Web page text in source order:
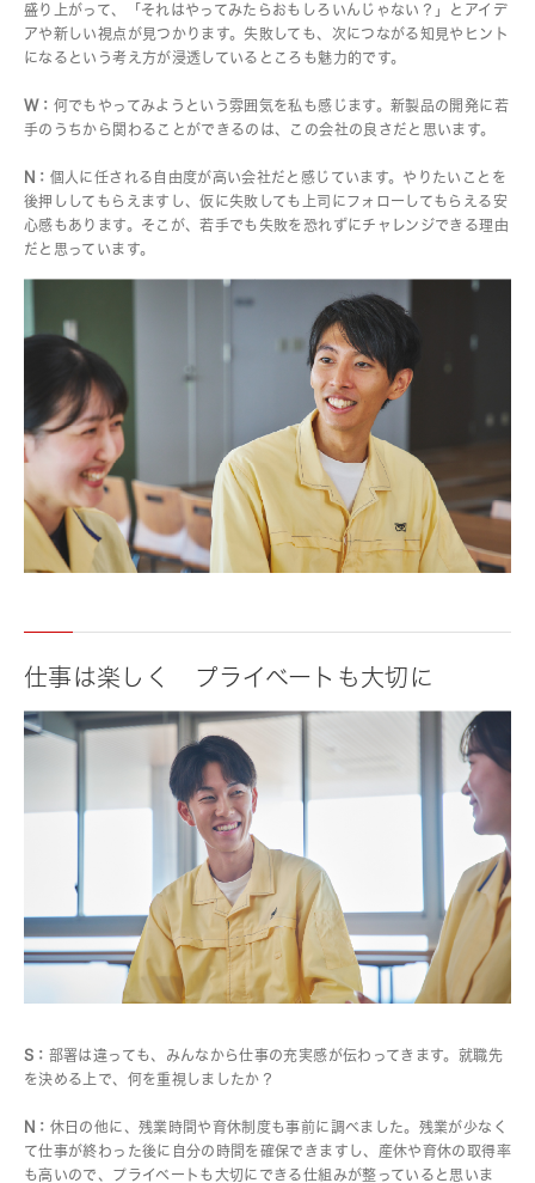
盛り上がって、「それはやってみたらおもしろいんじゃない？」とアイデ
アや新しい視点が見つかります。失敗しても、次につながる知見やヒント
になるという考え方が浸透しているところも魅力的です。
W： 何でもやってみようという雰囲気を私も感じます。新製品の開発に若
手のうちから関わることができるのは、この会社の良さだと思います。
N： 個人に任される自由度が高い会社だと感じています。やりたいことを
後押ししてもらえますし、仮に失敗しても上司にフォローしてもらえる安
心感もあります。そこが、若手でも失敗を恐れずにチャレンジできる理由
だと思っています。
仕事は楽しく プライベートも大切に
S： 部署は違っても、みんなから仕事の充実感が伝わってきます。就職先
を決める上で、何を重視しましたか？
N： 休日の他に、残業時間や育休制度も事前に調べました。残業が少なく
て仕事が終わった後に自分の時間を確保できますし、産休や育休の取得率
も高いので、プライベートも大切にできる仕組みが整っていると思いま